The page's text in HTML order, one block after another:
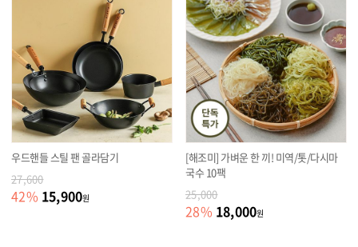
우드핸들 스틸 팬 골라담기
27,600
42% 15,900원
[해조미] 가벼운 한 끼! 미역/톳/다시마
국수 10팩
25,000
28% 18,000원